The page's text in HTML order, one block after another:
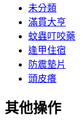
未分類
滿貫大亨
蚊蟲叮咬藥
逢甲住宿
防震墊片
頭皮癢
其他操作